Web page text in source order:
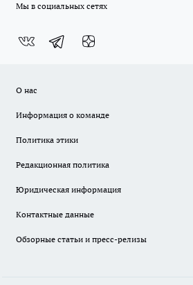
Мы в социальных сетях
О нас
Информация о команде
Политика этики
Редакционная политика
Юридическая информация
Контактные данные
Обзорные статьи и пресс-релизы